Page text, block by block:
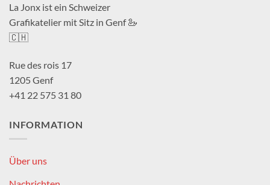
La Jonx ist ein Schweizer
Grafikatelier mit Sitz in Genf 🦢
🇨🇭
Rue des rois 17
1205 Genf
+41 22 575 31 80
INFORMATION
Über uns